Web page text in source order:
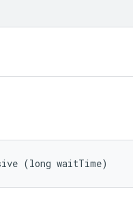
(long waitTime)